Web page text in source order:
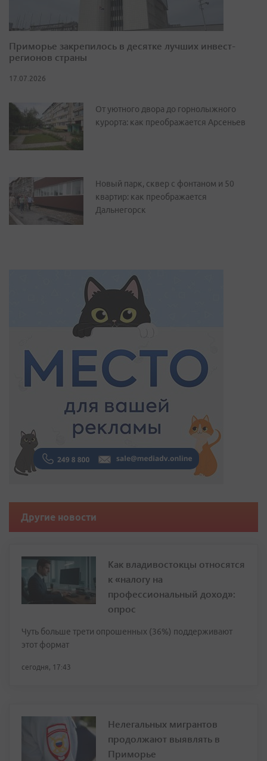
Приморье закрепилось в десятке лучших инвест-
регионов страны
17.07.2026
От уютного двора до горнолыжного
курорта: как преображается Арсеньев
Новый парк, сквер с фонтаном и 50
квартир: как преображается
Дальнегорск
Другие новости
Как владивостокцы относятся
к «налогу на
профессиональный доход»:
опрос
Чуть больше трети опрошенных (36%) поддерживают
этот формат
сегодня, 17:43
Нелегальных мигрантов
продолжают выявлять в
Приморье